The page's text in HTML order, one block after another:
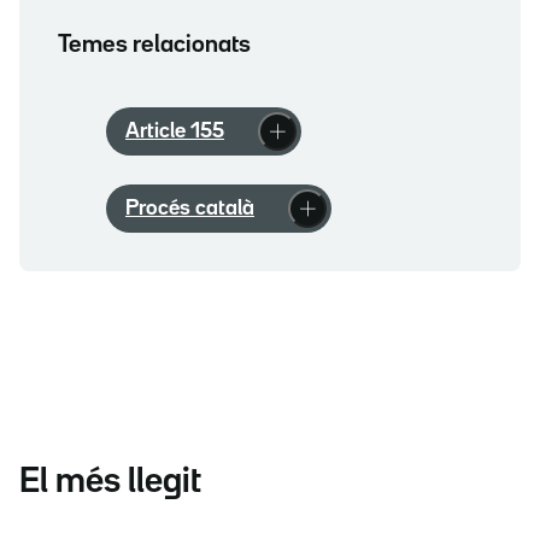
Temes relacionats
Article 155
Procés català
El més llegit